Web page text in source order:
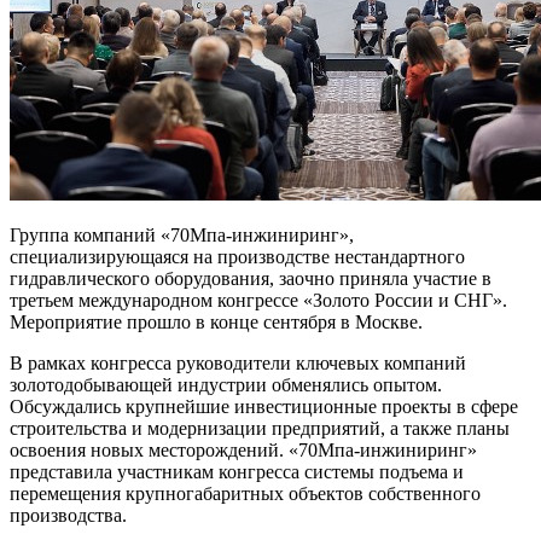
Группа компаний «70Мпа-инжиниринг»,
специализирующаяся на производстве нестандартного
гидравлического оборудования, заочно приняла участие в
третьем международном конгрессе «Золото России и СНГ».
Мероприятие прошло в конце сентября в Москве.
В рамках конгресса руководители ключевых компаний
золотодобывающей индустрии обменялись опытом.
Обсуждались крупнейшие инвестиционные проекты в сфере
строительства и модернизации предприятий, а также планы
освоения новых месторождений. «70Мпа-инжиниринг»
представила участникам конгресса системы подъема и
перемещения крупногабаритных объектов собственного
производства.